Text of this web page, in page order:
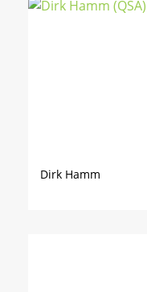
Dirk Hamm